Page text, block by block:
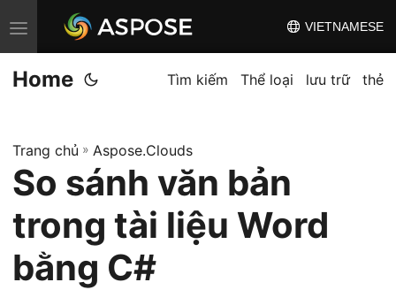
C
h
u
n
đ
đ
i
VIETNAMESE
Home Tìm kiếm Thể loại lưu trữ thẻ
Trang chủ » Aspose.Clouds
So sánh văn bản
trong tài liệu Word
bằng C#